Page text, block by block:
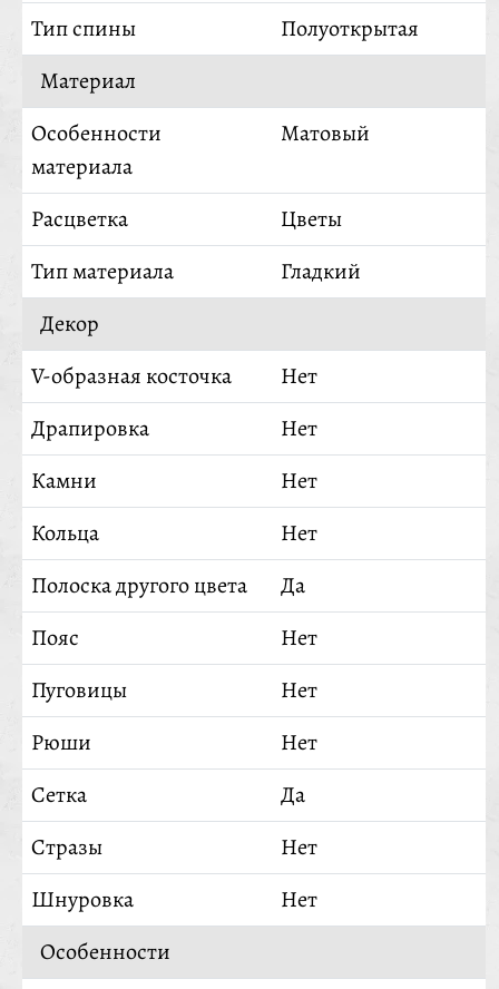
Тип спины
Полуоткрытая
Материал
Особенности
материала
Матовый
Расцветка
Цветы
Тип материала
Гладкий
Декор
V-образная косточка
Нет
Драпировка
Нет
Камни
Нет
Кольца
Нет
Полоска другого цвета
Да
Пояс
Нет
Пуговицы
Нет
Рюши
Нет
Сетка
Да
Стразы
Нет
Шнуровка
Нет
Особенности